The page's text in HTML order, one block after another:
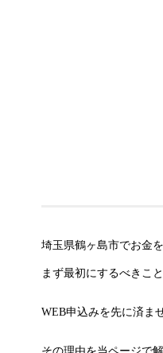
埼玉県鶴ヶ島市でお金
まず最初にするべきこ
WEB申込みを先に済ま